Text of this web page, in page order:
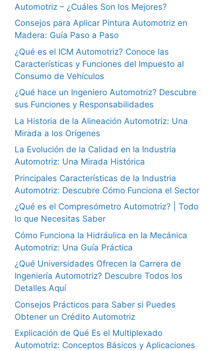
Automotriz – ¿Cuáles Son los Mejores?
Consejos para Aplicar Pintura Automotriz en
Madera: Guía Paso a Paso
¿Qué es el ICM Automotriz? Conoce las
Características y Funciones del Impuesto al
Consumo de Vehículos
¿Qué hace un Ingeniero Automotriz? Descubre
sus Funciones y Responsabilidades
La Historia de la Alineación Automotriz: Una
Mirada a los Orígenes
La Evolución de la Calidad en la Industria
Automotriz: Una Mirada Histórica
Principales Características de la Industria
Automotriz: Descubre Cómo Funciona el Sector
¿Qué es el Compresómetro Automotriz? | Todo
lo que Necesitas Saber
Cómo Funciona la Hidráulica en la Mecánica
Automotriz: Una Guía Práctica
¿Qué Universidades Ofrecen la Carrera de
Ingeniería Automotriz? Descubre Todos los
Detalles Aquí
Consejos Prácticos para Saber si Puedes
Obtener un Crédito Automotriz
Explicación de Qué Es el Multiplexado
Automotriz: Conceptos Básicos y Aplicaciones